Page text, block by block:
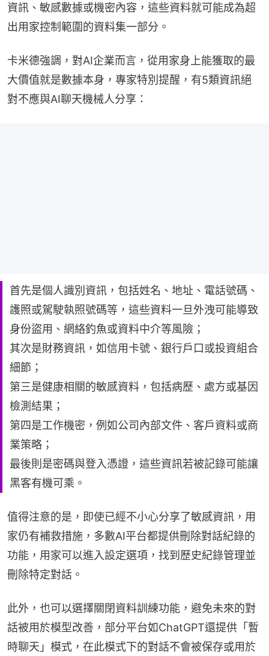
資訊、敏感數據或機密內容，這些資料就可能成為超
出用家控制範圍的資料集一部分。
卡米德強調，對AI企業而言，從用家身上能獲取的最
大價值就是數據本身，專家特別提醒，有5類資訊絕
對不應與AI聊天機械人分享：
首先是個人識別資訊，包括姓名、地址、電話號碼、
護照或駕駛執照號碼等，這些資料一旦外洩可能導致
身份盜用、網絡釣魚或資料中介等風險；
其次是財務資訊，如信用卡號、銀行戶口或投資組合
細節；
第三是健康相關的敏感資料，包括病歷、處方或基因
檢測結果；
第四是工作機密，例如公司內部文件、客戶資料或商
業策略；
最後則是密碼與登入憑證，這些資訊若被記錄可能讓
黑客有機可乘。
值得注意的是，即使已經不小心分享了敏感資訊，用
家仍有補救措施，多數AI平台都提供刪除對話紀錄的
功能，用家可以進入設定選項，找到歷史紀錄管理並
刪除特定對話。
此外，也可以選擇關閉資料訓練功能，避免未來的對
話被用於模型改善，部分平台如ChatGPT還提供「暫
時聊天」模式，在此模式下的對話不會被保存或用於